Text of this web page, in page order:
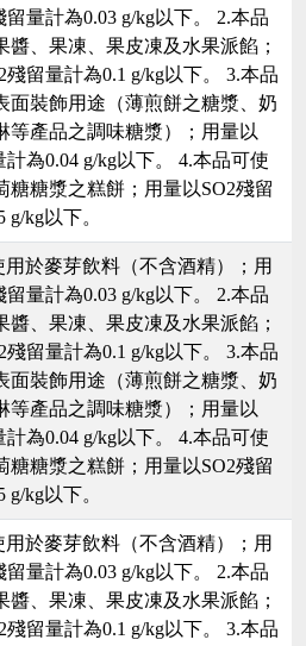
留量計為0.03 g/kg以下。 2.本品
醬、果凍、果皮凍及水果派餡；
殘留量計為0.1 g/kg以下。 3.本品
面裝飾用途（薄煎餅之糖漿、奶
等產品之調味糖漿）；用量以
計為0.04 g/kg以下。 4.本品可使
糖糖漿之糕餅；用量以SO2殘留
g/kg以下。
用於麥芽飲料（不含酒精）；用
留量計為0.03 g/kg以下。 2.本品
醬、果凍、果皮凍及水果派餡；
殘留量計為0.1 g/kg以下。 3.本品
面裝飾用途（薄煎餅之糖漿、奶
等產品之調味糖漿）；用量以
計為0.04 g/kg以下。 4.本品可使
糖糖漿之糕餅；用量以SO2殘留
g/kg以下。
用於麥芽飲料（不含酒精）；用
留量計為0.03 g/kg以下。 2.本品
醬、果凍、果皮凍及水果派餡；
殘留量計為0.1 g/kg以下。 3.本品